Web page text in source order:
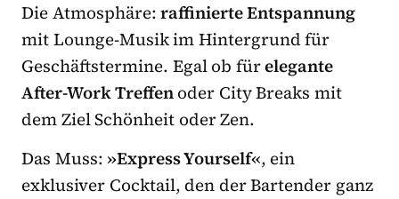
Die Atmosphäre:raffinierte Entspannung
mit Lounge-Musik im Hintergrund für
Geschäftstermine. Egal ob fürelegante
After-Work Treffenoder City Breaks mit
dem Ziel Schönheit oder Zen.
Das Muss: »Express Yourself«, ein
exklusiver Cocktail, den der Bartender ganz